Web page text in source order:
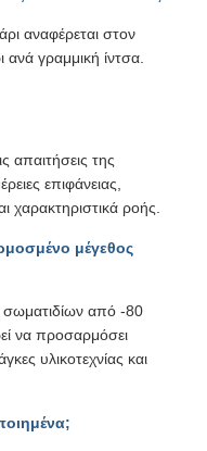
αναφέρεται στον
ανά γραμμική ίντσα.
απαιτήσεις της
επιφάνειας,
χαρακτηριστικά ροής.
μέγεθος
από -80
να προσαρμόσει
υλικοτεχνίας και